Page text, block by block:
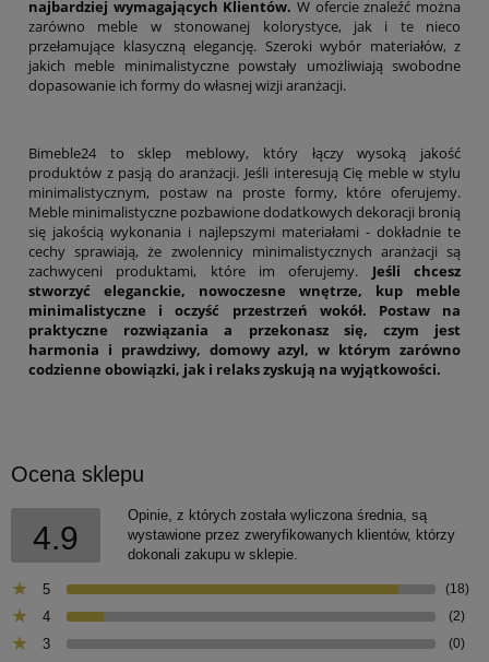
najbardziej wymagających Klientów. W ofercie znaleźć można
zarówno meble w stonowanej kolorystyce, jak i te nieco
przełamujące klasyczną elegancję. Szeroki wybór materiałów, z
jakich meble minimalistyczne powstały umożliwiają swobodne
dopasowanie ich formy do własnej wizji aranżacji.
Bimeble24 to sklep meblowy, który łączy wysoką jakość
produktów z pasją do aranżacji. Jeśli interesują Cię meble w stylu
minimalistycznym, postaw na proste formy, które oferujemy.
Meble minimalistyczne pozbawione dodatkowych dekoracji bronią
się jakością wykonania i najlepszymi materiałami - dokładnie te
cechy sprawiają, że zwolennicy minimalistycznych aranżacji są
zachwyceni produktami, które im oferujemy. Jeśli chcesz
stworzyć eleganckie, nowoczesne wnętrze, kup meble
minimalistyczne i oczyść przestrzeń wokół. Postaw na
praktyczne rozwiązania a przekonasz się, czym jest
harmonia i prawdziwy, domowy azyl, w którym zarówno
codzienne obowiązki, jak i relaks zyskują na wyjątkowości.
Ocena sklepu
4.9
Opinie, z których została wyliczona średnia, są
wystawione przez zweryfikowanych klientów, którzy
dokonali zakupu w sklepie.
5 (18)
4 (2)
3 (0)